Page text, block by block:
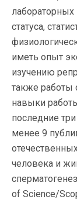
статуса,
иметь опыт
изучению
также работы
навыки
последние
менее 9
человека и
of Science/